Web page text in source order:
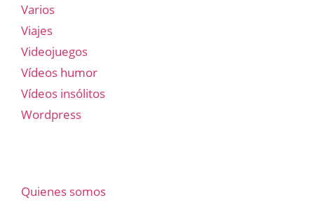
Varios
Viajes
Videojuegos
Vídeos humor
Vídeos insólitos
Wordpress
Quienes somos